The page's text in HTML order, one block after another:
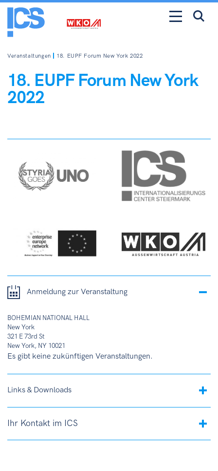
Veranstaltungen 18. EUPF Forum New York 2022
18. EUPF Forum New York
2022
Anmeldung zur Veranstaltung
BOHEMIAN NATIONAL HALL
New York
321 E 73rd St
New York, NY 10021
Es gibt keine zukünftigen Veranstaltungen.
Links & Downloads
Ihr Kontakt im ICS